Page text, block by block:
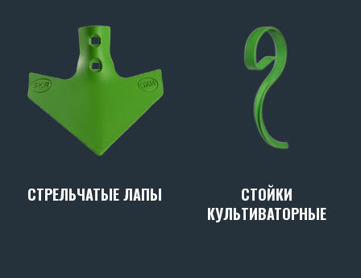
СТРЕЛЬЧАТЫЕ ЛАПЫ
СТОЙКИ
КУЛЬТИВАТОРНЫЕ